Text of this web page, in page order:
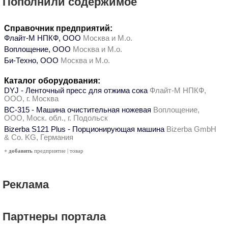
Справочник предприятий:
Флайт-М НПКФ, ООО Москва и М.о.
Воплощение, ООО Москва и М.о.
Би-Техно, ООО Москва и М.о.
Каталог оборудования:
DYJ - Ленточный пресс для отжима сока Флайт-М НПКФ,
ООО, г. Москва
ВС-315 - Машина очистительная ножевая Воплощение,
ООО, Моск. обл., г. Подольск
Bizerba S121 Plus - Порционирующая машина Bizerba GmbH
& Co. KG, Германия
+ добавить предприятие | товар
Реклама
Партнеры портала